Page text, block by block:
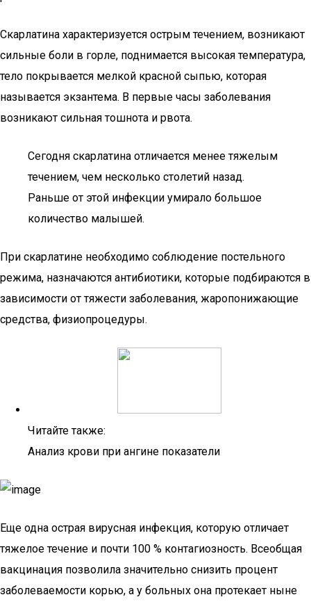
Скарлатина характеризуется острым течением, возникают
сильные боли в горле, поднимается высокая температура,
тело покрывается мелкой красной сыпью, которая
называется экзантема. В первые часы заболевания
возникают сильная тошнота и рвота.
Сегодня скарлатина отличается менее тяжелым
течением, чем несколько столетий назад.
Раньше от этой инфекции умирало большое
количество малышей.
При скарлатине необходимо соблюдение постельного
режима, назначаются антибиотики, которые подбираются в
зависимости от тяжести заболевания, жаропонижающие
средства, физиопроцедуры.
Читайте также:
Анализ крови при ангине показатели
Еще одна острая вирусная инфекция, которую отличает
тяжелое течение и почти 100 % контагиозность. Всеобщая
вакцинация позволила значительно снизить процент
заболеваемости корью, а у больных она протекает ныне